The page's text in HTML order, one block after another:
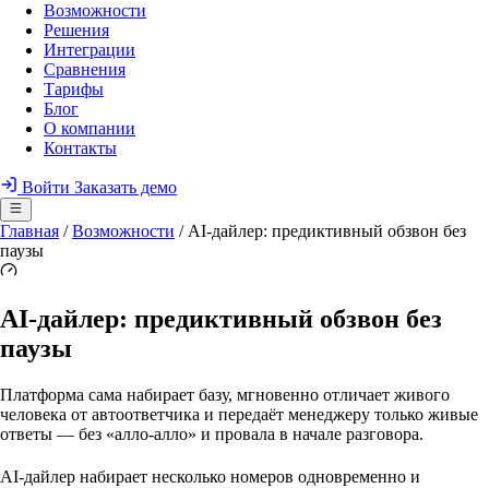
Возможности
Решения
Интеграции
Сравнения
Тарифы
Блог
О компании
Контакты
Войти Заказать демо
Главная / Возможности / AI-дайлер: предиктивный обзвон без
паузы
AI-дайлер: предиктивный обзвон без
паузы
Платформа сама набирает базу, мгновенно отличает живого
человека от автоответчика и передаёт менеджеру только живые
ответы — без «алло-алло» и провала в начале разговора.
AI-дайлер набирает несколько номеров одновременно и